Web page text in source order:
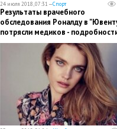
24 июля 2018, 07:31 —Спорт
​Результаты врачебного
обследования Роналду в
потрясли медиков -